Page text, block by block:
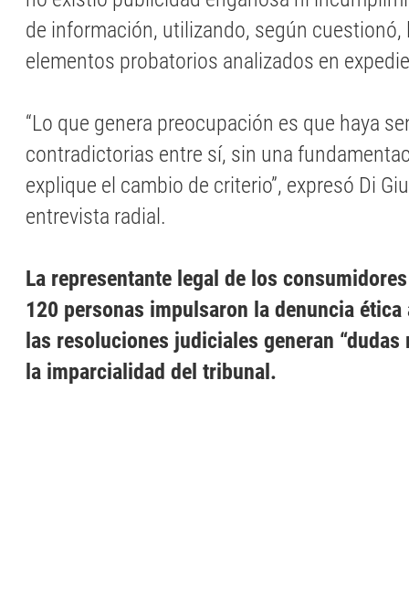
de información, utilizando, según
elementos probatorios analizados en
“Lo que genera preocupación es que haya
contradictorias entre sí, sin una
explique el cambio de criterio”, expresó Di
entrevista radial.
La representante legal de los
120 personas impulsaron la denuncia
las resoluciones judiciales generan “dudas
la imparcialidad del tribunal.